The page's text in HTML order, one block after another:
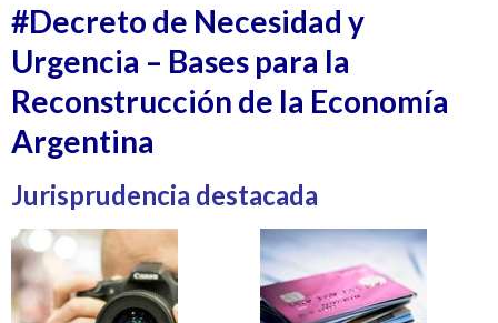
#Decreto de Necesidad y
Urgencia – Bases para la
Reconstrucción de la Economía
Argentina
Jurisprudencia destacada